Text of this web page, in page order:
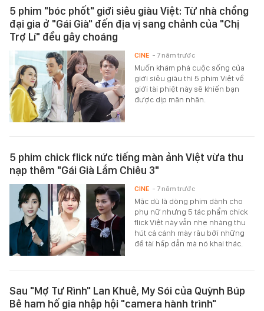
5 phim "bóc phốt" giới siêu giàu Việt: Từ nhà chồng
đại gia ở "Gái Già" đến địa vị sang chảnh của "Chị
Trợ Lí" đều gây choáng
Muốn khám phá cuộc sống của
giới siêu giàu thì 5 phim Việt về
giới tài phiệt này sẽ khiến bạn
được dịp mãn nhãn.
CINE - 7 năm trước
5 phim chick flick nức tiếng màn ảnh Việt vừa thu
nạp thêm "Gái Già Lắm Chiêu 3"
Mặc dù là dòng phim dành cho
phụ nữ nhưng 5 tác phẩm chick
flick Việt này vẫn nhẹ nhàng thu
hút cả cánh mày râu bởi những
đề tài hấp dẫn mà nó khai thác.
CINE - 7 năm trước
Sau "Mợ Tư Rình" Lan Khuê, My Sói của Quỳnh Búp
Bê ham hố gia nhập hội "camera hành trình"